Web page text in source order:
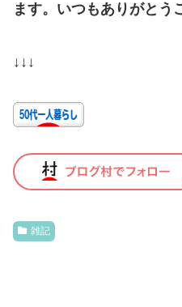
ます。いつもありがとう
↓↓↓
雑記